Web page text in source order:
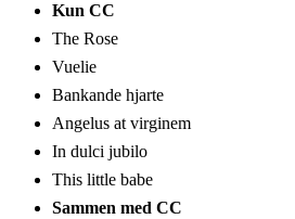
Kun CC
The Rose
Vuelie
Bankande hjarte
Angelus at virginem
In dulci jubilo
This little babe
Sammen med CC